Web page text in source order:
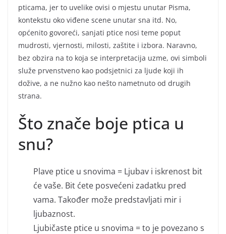
pticama, jer to uvelike ovisi o mjestu unutar Pisma,
kontekstu oko viđene scene unutar sna itd. No,
općenito govoreći, sanjati ptice nosi teme poput
mudrosti, vjernosti, milosti, zaštite i izbora. Naravno,
bez obzira na to koja se interpretacija uzme, ovi simboli
služe prvenstveno kao podsjetnici za ljude koji ih
dožive, a ne nužno kao nešto nametnuto od drugih
strana.
Što znače boje ptica u
snu?
Plave ptice u snovima = Ljubav i iskrenost bit
će vaše. Bit ćete posvećeni zadatku pred
vama. Također može predstavljati mir i
ljubaznost.
Ljubičaste ptice u snovima = to je povezano s